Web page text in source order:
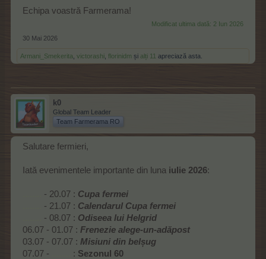
Echipa voastră Farmerama!
Modificat ultima dată: 2 Iun 2026
30 Mai 2026
Armani_Smekerita victorashi florinidm și alți 11 apreciază asta.
k0
Global Team Leader
Team Farmerama RO
Salutare fermieri,
Iată evenimentele importante din luna iulie 2026:
- 20.07 : Cupa fermei
- 21.07 : Calendarul Cupa fermei
- 08.07 : Odiseea lui Helgrid
06.07 - 01.07 : Frenezie alege-un-adăpost
03.07 - 07.07 : Misiuni din belșug
07.07 -
: Sezonul 60